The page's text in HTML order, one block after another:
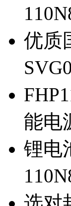
优质
能电
锂电